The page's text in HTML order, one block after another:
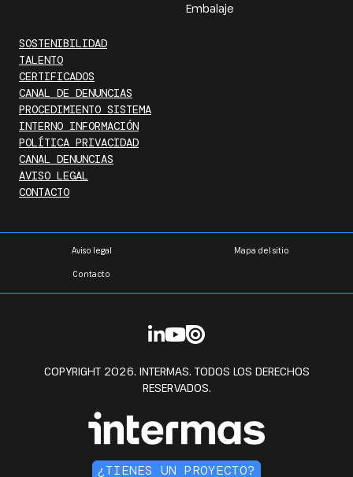
Embalaje
SOSTENIBILIDAD
TALENTO
CERTIFICADOS
CANAL DE DENUNCIAS
PROCEDIMIENTO SISTEMA
INTERNO INFORMACIÓN
POLÍTICA PRIVACIDAD
CANAL DENUNCIAS
AVISO LEGAL
CONTACTO
Aviso legal Mapa del sitio
Contacto
COPYRIGHT 2026. INTERMAS. TODOS LOS DERECHOS
RESERVADOS.
¿TIENES UN PROYECTO?